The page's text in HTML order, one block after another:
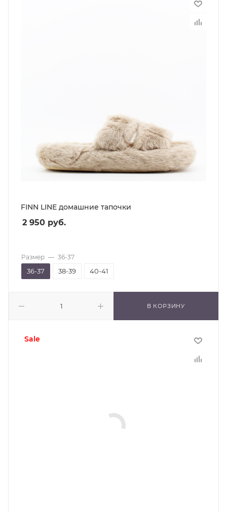
FINN LINE домашние тапочки
2 950 руб.
В КОРЗИНУ
Размер — 36-37
36-37 38-39 40-41
sale